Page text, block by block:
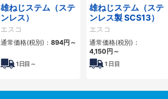
雄ねじステム（ステ
ンレス）
エスコ
通常価格(税別)： 894円～
1日目～
雄ねじステム（ステ
ンレス製 SCS13）
エスコ
通常価格(税別)：
4,150円～
1 日目